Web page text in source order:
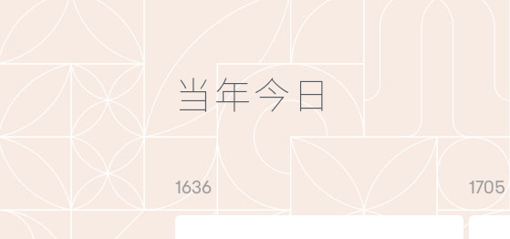
当年今日
1636 1705